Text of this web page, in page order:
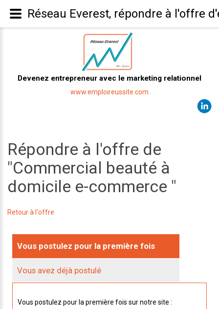
Devenez entrepreneur avec le marketing relationnel
www.emploireussite.com
Répondre à l'offre de
"Commercial beauté à
domicile e-commerce "
Retour à l'offre
Vous postulez pour la première fois
Vous avez déjà postulé
Vous postulez pour la première fois sur notre site :
Réseau Everest, répondre à l'offre